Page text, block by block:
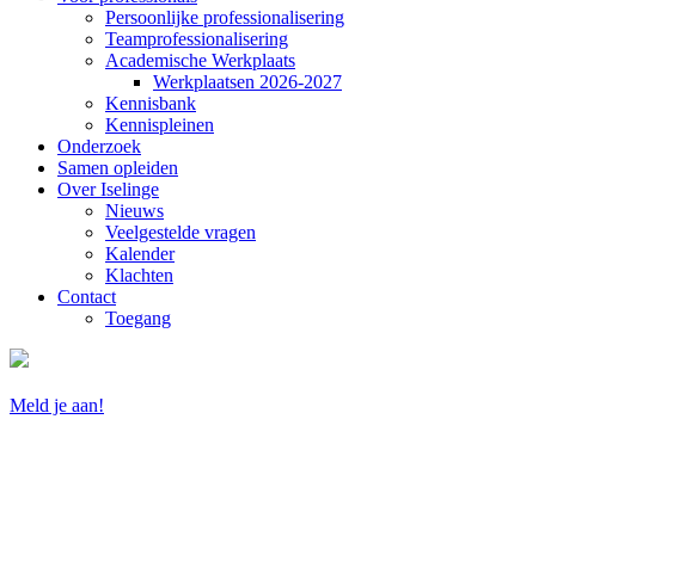
Persoonlijke professionalisering
Teamprofessionalisering
Academische Werkplaats
Werkplaatsen 2026-2027
Kennisbank
Kennispleinen
Onderzoek
Samen opleiden
Over Iselinge
Nieuws
Veelgestelde vragen
Kalender
Klachten
Contact
Toegang
Meld je aan!